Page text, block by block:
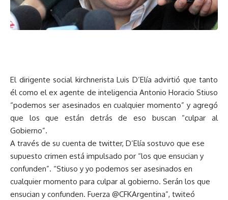
El dirigente social kirchnerista Luis D’Elía advirtió que tanto
él como el ex agente de inteligencia Antonio Horacio Stiuso
“podemos ser asesinados en cualquier momento” y agregó
que los que están detrás de eso buscan “culpar al
Gobierno”.
A través de su cuenta de twitter, D’Elía sostuvo que ese
supuesto crimen está impulsado por “los que ensucian y
confunden”. “Stiuso y yo podemos ser asesinados en
cualquier momento para culpar al gobierno. Serán los que
ensucian y confunden. Fuerza @CFKArgentina”, twiteó